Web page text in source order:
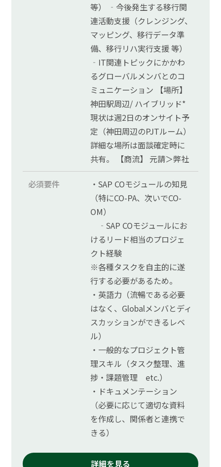
等） ‐今後発生する移行関
連活動支援（クレンジング、
マッピング、移行データ準
備、移行リハ実行支援 等）
‐IT関連トピックにかかわ
るグローバルメンバとのコ
ミュニケーション 【場所】
神田駅周辺/ ハイブリッド*
現状は週2日のオンサイト予
定（神田周辺のPJTルーム）
詳細な場所は面談確定時に
共有。 【商流】 元請＞弊社
必須要件
・SAP COモジュールの知見
（特にCO-PA、次いでCO-
OM）
‐SAP COモジュールにお
けるリード相当のプロジェ
クト経験
※各種タスクを自主的に遂
行する必要があるため。
・英語力（流暢である必要
はなく、Globalメンバとディ
スカッションができるレベ
ル）
・一般的なプロジェクト管
理スキル（タスク整理、進
捗・課題管理 etc.）
・ドキュメンテーション
（必要に応じて適切な資料
を作成し、関係者と連携で
きる）
詳細を見る